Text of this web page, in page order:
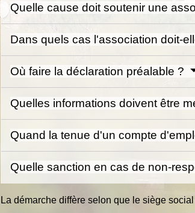
Quelle cause doit soutenir une
Dans quels cas l'association doit-
Où faire la déclaration préalable ?
Quelles informations doivent être
Quand la tenue d'un compte
Quelle sanction en cas de non-
La démarche diffère selon que le siège